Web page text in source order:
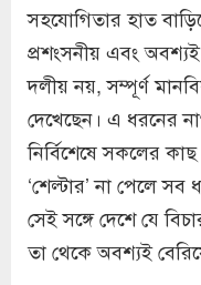
সহযোগিতার হাত
প্রশংসনীয় এবং
দলীয় নয়, সম্পূর্ণ
দেখেছেন। এ ধরনের
নির্বিশেষে সকলের
‘শেল্টার’ না পেলে
সেই সঙ্গে দেশে যে
তা থেকে অবশ্যই